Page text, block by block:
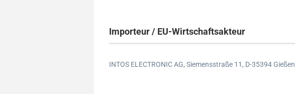
Importeur / EU-Wirtschaftsakteur
INTOS ELECTRONIC AG, Siemensstraße 11, D-35394 Gießen